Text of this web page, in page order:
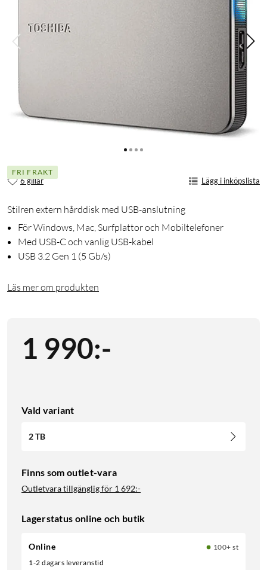
FRI FRAKT
6 gillar Lägg i inköpslista
Stilren extern hårddisk med USB-anslutning
För Windows, Mac, Surfplattor och Mobiltelefoner
Med USB-C och vanlig USB-kabel
USB 3.2 Gen 1 (5 Gb/s)
Läs mer om produkten
1 990:-
Vald variant
2 TB
Finns som outlet-vara
Outletvara tillgänglig för 1 692:-
Lagerstatus online och butik
Online
100+ st
1-2 dagars leveranstid